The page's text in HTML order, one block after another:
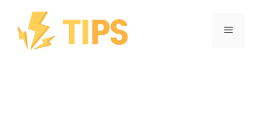
건너뛰기
메뉴